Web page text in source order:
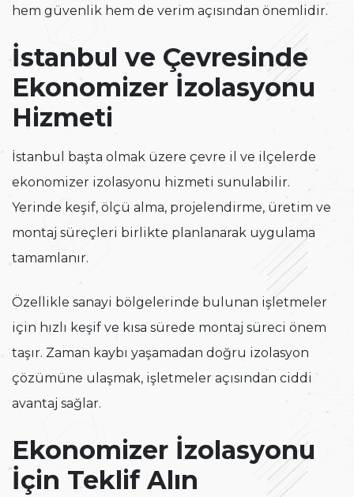
hem güvenlik hem de verim açısından önemlidir.
İstanbul ve Çevresinde
Ekonomizer İzolasyonu
Hizmeti
İstanbul başta olmak üzere çevre il ve ilçelerde
ekonomizer izolasyonu hizmeti sunulabilir.
Yerinde keşif, ölçü alma, projelendirme, üretim ve
montaj süreçleri birlikte planlanarak uygulama
tamamlanır.
Özellikle sanayi bölgelerinde bulunan işletmeler
için hızlı keşif ve kısa sürede montaj süreci önem
taşır. Zaman kaybı yaşamadan doğru izolasyon
çözümüne ulaşmak, işletmeler açısından ciddi
avantaj sağlar.
Ekonomizer İzolasyonu
İçin Teklif Alın